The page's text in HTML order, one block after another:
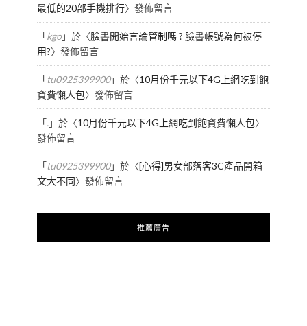
最低的20部手機排行〉發佈留言
「kgo」於〈臉書開始言論管制嗎 ? 臉書帳號為何被停
用?〉發佈留言
「tu0925399900」於〈10月份千元以下4G上網吃到飽
資費懶人包〉發佈留言
「.」於〈10月份千元以下4G上網吃到飽資費懶人包〉
發佈留言
「tu0925399900」於〈[心得]男女部落客3C產品開箱
文大不同〉發佈留言
推薦廣告